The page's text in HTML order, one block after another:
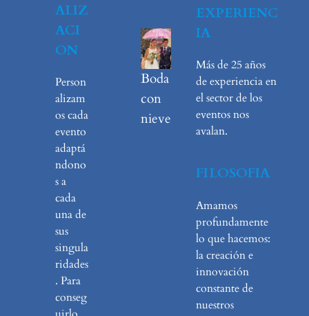
ALIZ
ACI
ON
Person
alizam
os cada
evento
adaptá
ndono
s a
cada
una de
sus
singula
ridades
. Para
conseg
Boda
con
nieve
EXPERIENC
IA
Más de 25 años
de experiencia en
el sector de los
eventos nos
avalan.
FILOSOFIA
Amamos
profundamente
lo que hacemos:
la creación e
innovación
constante de
nuestros